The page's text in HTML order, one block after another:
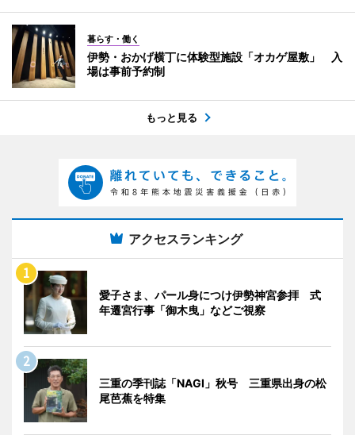
暮らす・働く
伊勢・おかげ横丁に体験型施設「オカゲ屋敷」 入
場は事前予約制
もっと見る
アクセスランキング
愛子さま、パール身につけ伊勢神宮参拝 式
年遷宮行事「御木曳」などご視察
三重の季刊誌「NAGI」秋号 三重県出身の松
尾芭蕉を特集